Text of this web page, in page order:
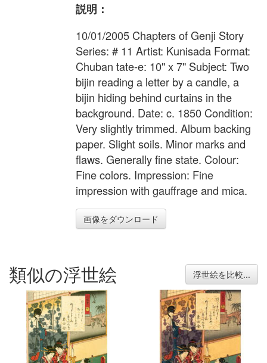
説明：
10/01/2005 Chapters of Genji Story
Series: # 11 Artist: Kunisada Format:
Chuban tate-e: 10" x 7" Subject: Two
bijin reading a letter by a candle, a
bijin hiding behind curtains in the
background. Date: c. 1850 Condition:
Very slightly trimmed. Album backing
paper. Slight soils. Minor marks and
flaws. Generally fine state. Colour:
Fine colors. Impression: Fine
impression with gauffrage and mica.
画像をダウンロード
類似の浮世絵 浮世絵を比較...